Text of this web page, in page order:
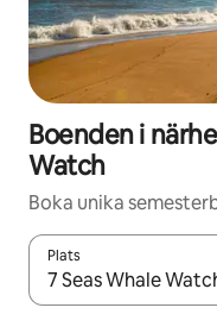
Boenden i
Watch
Boka unika
Plats
När resultaten är